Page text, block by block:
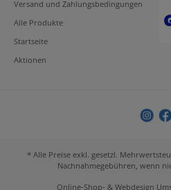
Versand und Zahlungsbedingungen
Alle Produkte
Startseite
Aktionen
* Alle Preise exkl. gesetzl.
Nachnahmegebühren, wenn
Online-Shop- & Webdesign